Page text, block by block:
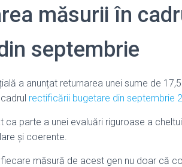
măsurii în
septembrie
a anunțat returnarea unei sume de
rectificării bugetare din septembrie
ca parte a unei evaluări riguroase a
și coerente.
măsură de acest gen nu doar că